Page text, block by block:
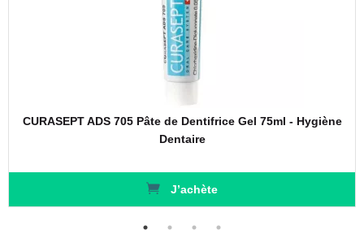
CURASEPT ADS 705 Pâte de Dentifrice Gel 75ml - Hygiène
Dentaire
J’achète